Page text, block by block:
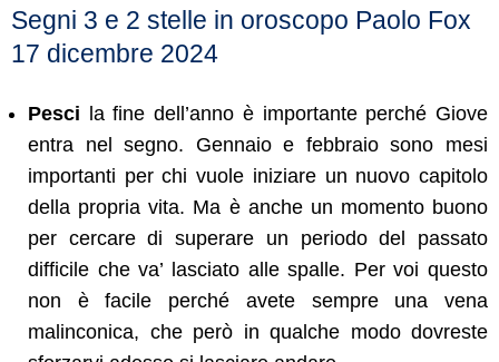
Segni 3 e 2 stelle in oroscopo Paolo Fox
17 dicembre 2024
Pesci la fine dell’anno è importante perché Giove
entra nel segno. Gennaio e febbraio sono mesi
importanti per chi vuole iniziare un nuovo capitolo
della propria vita. Ma è anche un momento buono
per cercare di superare un periodo del passato
difficile che va’ lasciato alle spalle. Per voi questo
non è facile perché avete sempre una vena
malinconica, che però in qualche modo dovreste